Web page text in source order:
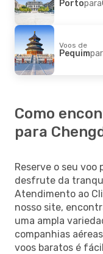
Portopara
Voos de
Pequim
Como
para
Reserve o seu voo
desfrute da
Atendimento ao
nosso site,
uma ampla
companhias
voos baratos é